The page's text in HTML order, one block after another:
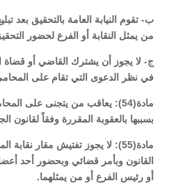
ب- تقوم النيابة العامة بالتحقيق بعد
من يمثل النقابة أو الفرع لحضور
ج- لا يجوز أن يشترك القاضي أو قضاة
في نظر الدعوى التي تقام على
مادة(54): يعاقب من يتجنى على
بسببها بالعقوبة المقررة وفقاً لقانون
مادة(55): لا يجوز تفتيش مقار
القانون وبأمر قضائي وبحضور أحد
أو رئيس الفرع أو من يمثلهما.